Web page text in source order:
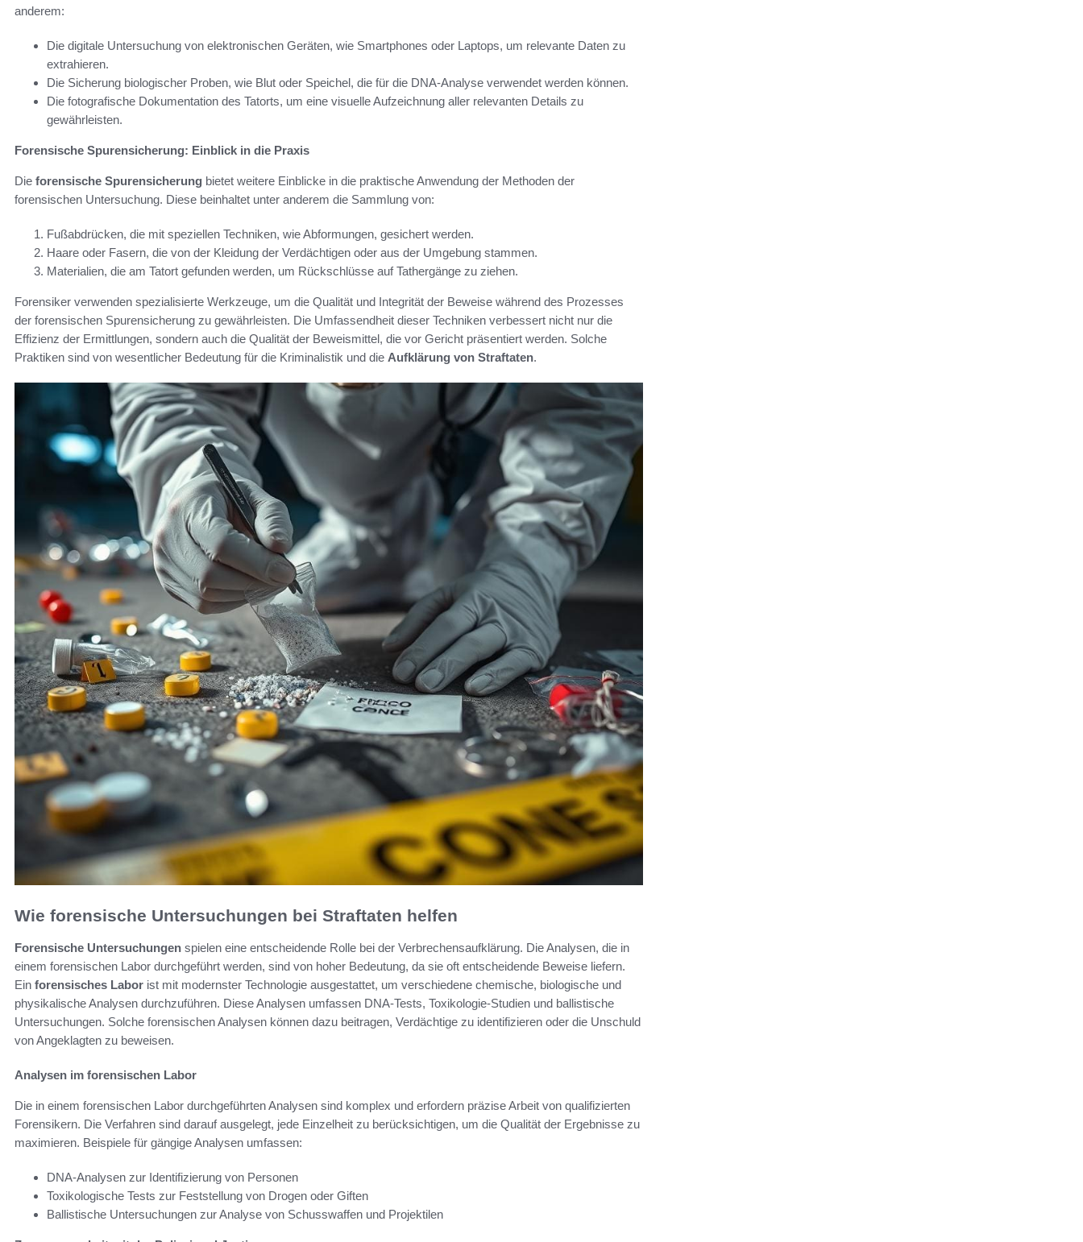
anderem:
Die digitale Untersuchung von elektronischen Geräten, wie Smartphones oder Laptops, um relevante Daten zu
extrahieren.
Die Sicherung biologischer Proben, wie Blut oder Speichel, die für die DNA-Analyse verwendet werden können.
Die fotografische Dokumentation des Tatorts, um eine visuelle Aufzeichnung aller relevanten Details zu
gewährleisten.
Forensische Spurensicherung: Einblick in die Praxis
Die forensische Spurensicherung bietet weitere Einblicke in die praktische Anwendung der Methoden der
forensischen Untersuchung. Diese beinhaltet unter anderem die Sammlung von:
Fußabdrücken, die mit speziellen Techniken, wie Abformungen, gesichert werden.
Haare oder Fasern, die von der Kleidung der Verdächtigen oder aus der Umgebung stammen.
Materialien, die am Tatort gefunden werden, um Rückschlüsse auf Tathergänge zu ziehen.
Forensiker verwenden spezialisierte Werkzeuge, um die Qualität und Integrität der Beweise während des Prozesses
der forensischen Spurensicherung zu gewährleisten. Die Umfassendheit dieser Techniken verbessert nicht nur die
Effizienz der Ermittlungen, sondern auch die Qualität der Beweismittel, die vor Gericht präsentiert werden. Solche
Praktiken sind von wesentlicher Bedeutung für die Kriminalistik und die Aufklärung von Straftaten.
Wie forensische Untersuchungen bei Straftaten helfen
Forensische Untersuchungen spielen eine entscheidende Rolle bei der Verbrechensaufklärung. Die Analysen, die in
einem forensischen Labor durchgeführt werden, sind von hoher Bedeutung, da sie oft entscheidende Beweise liefern.
Ein forensisches Labor ist mit modernster Technologie ausgestattet, um verschiedene chemische, biologische und
physikalische Analysen durchzuführen. Diese Analysen umfassen DNA-Tests, Toxikologie-Studien und ballistische
Untersuchungen. Solche forensischen Analysen können dazu beitragen, Verdächtige zu identifizieren oder die Unschuld
von Angeklagten zu beweisen.
Analysen im forensischen Labor
Die in einem forensischen Labor durchgeführten Analysen sind komplex und erfordern präzise Arbeit von qualifizierten
Forensikern. Die Verfahren sind darauf ausgelegt, jede Einzelheit zu berücksichtigen, um die Qualität der Ergebnisse zu
maximieren. Beispiele für gängige Analysen umfassen:
DNA-Analysen zur Identifizierung von Personen
Toxikologische Tests zur Feststellung von Drogen oder Giften
Ballistische Untersuchungen zur Analyse von Schusswaffen und Projektilen